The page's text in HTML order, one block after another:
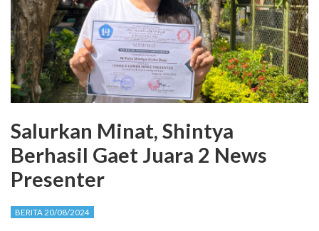
Salurkan Minat, Shintya
Berhasil Gaet Juara 2 News
Presenter
BERITA 20/08/2024